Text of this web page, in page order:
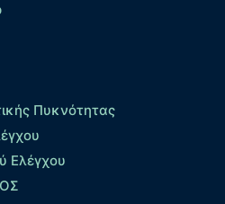
Πυκνότητας
Ελέγχου